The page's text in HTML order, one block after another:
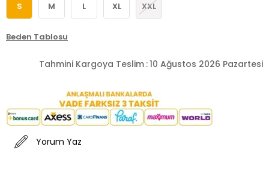
S M L XL XXL
Beden Tablosu
Tahmini Kargoya Teslim :10 Ağustos 2026 Pazartesi
Yorum Yaz